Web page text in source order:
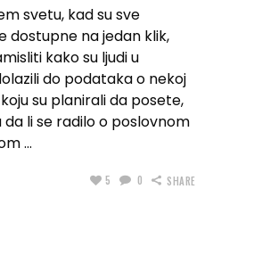
svetu, kad su sve
dostupne na jedan klik,
kako su ljudi u
do podataka o nekoj
su planirali da posete,
da li se radilo o poslovnom
5 0 SHARE